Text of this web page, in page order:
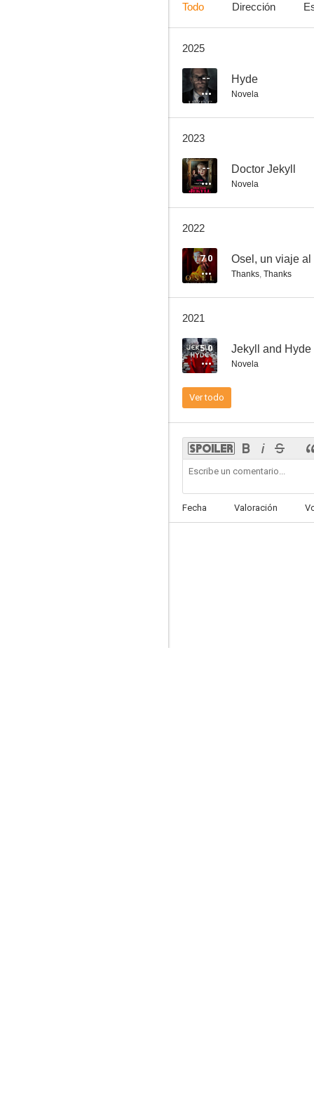
El ladrón de cadáveres
Todo Dirección
2025
-- Hyde
Novela
2023
-- Doctor Jekyll
Novela
2022
7.0 Osel, un viaje al
Thanks, Thanks
2021
5.0 Jekyll and Hyde
Novela
Ver todo
Fecha Valoración